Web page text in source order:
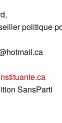
politique
SansParti